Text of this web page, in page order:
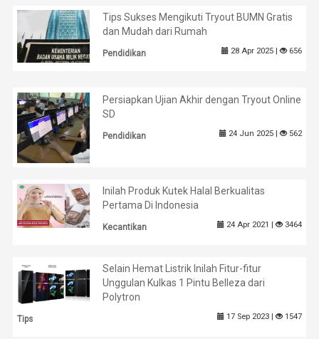
Tips Sukses Mengikuti Tryout BUMN Gratis
dan Mudah dari Rumah
Pendidikan 28 Apr 2025 | 656
Persiapkan Ujian Akhir dengan Tryout Online
SD
Pendidikan 24 Jun 2025 | 562
Inilah Produk Kutek Halal Berkualitas
Pertama Di Indonesia
Kecantikan 24 Apr 2021 | 3464
Selain Hemat Listrik Inilah Fitur-fitur
Unggulan Kulkas 1 Pintu Belleza dari
Polytron
Tips 17 Sep 2023 | 1547